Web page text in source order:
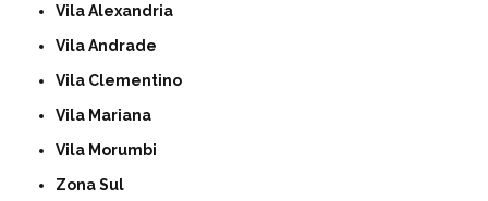
Vila Alexandria
Vila Andrade
Vila Clementino
Vila Mariana
Vila Morumbi
Zona Sul